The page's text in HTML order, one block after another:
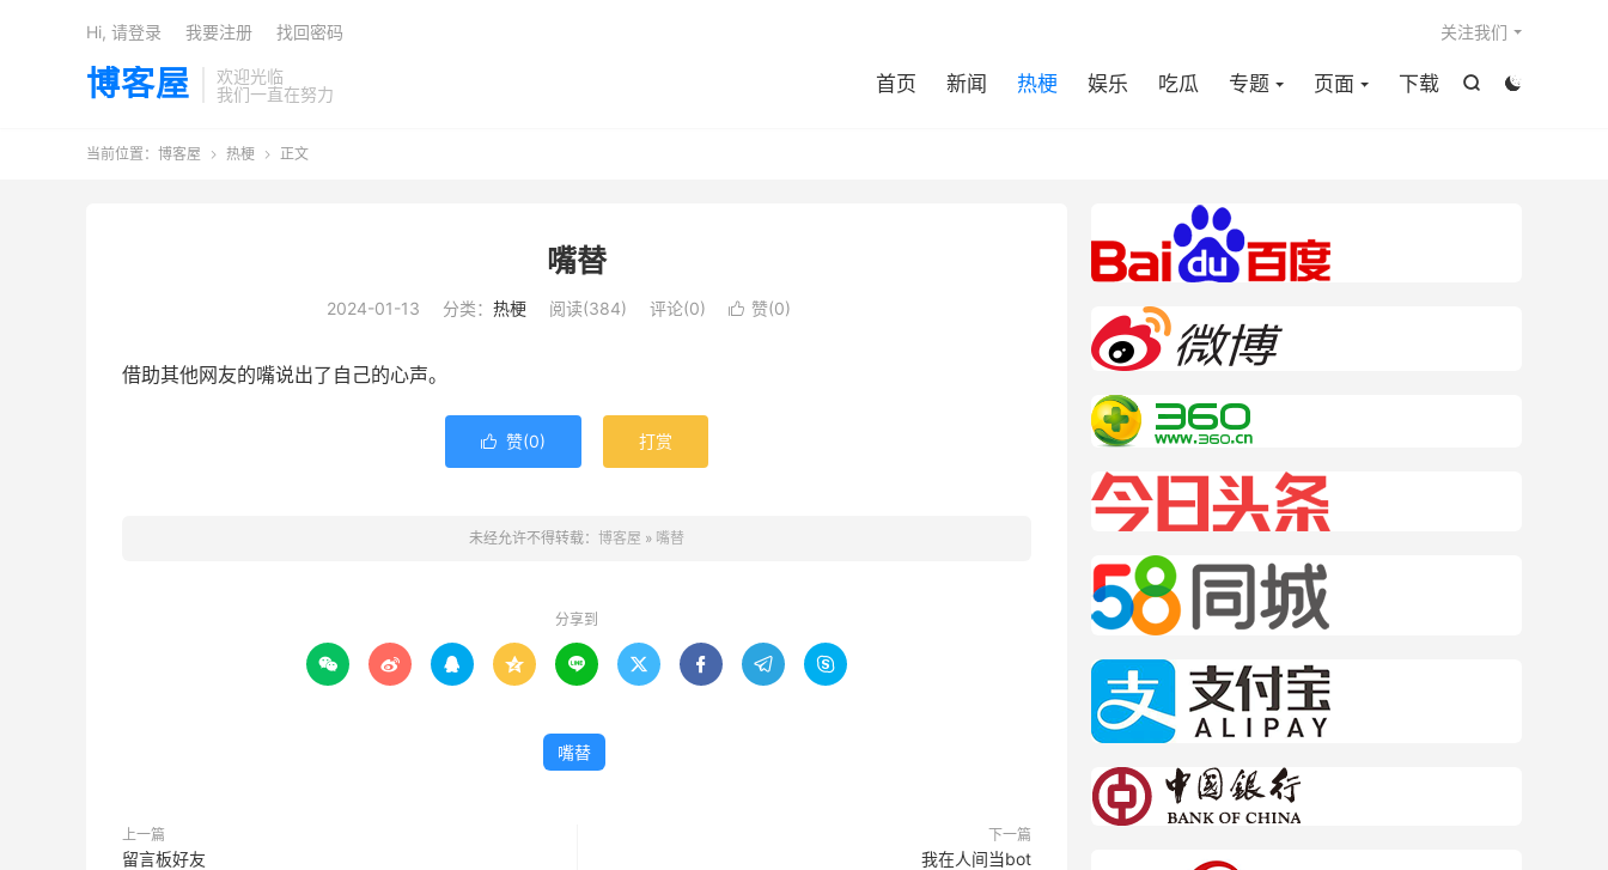
博客屋
欢迎光临
我们一直在努力


首页 新闻 热梗 娱乐 吃瓜 专题 页面 下载
关注我们
Hi, 请登录 我要注册 找回密码
当前位置： 博客屋  热梗  正文
嘴替
2024-01-13 分类： 热梗 阅读(384) 评论(0)  赞(0)
借助其他网友的嘴说出了自己的心声。
 赞(0) 打赏
未经允许不得转载： 博客屋 » 嘴替
分享到
        
嘴替
上一篇
留言板好友
下一篇
我在人间当bot